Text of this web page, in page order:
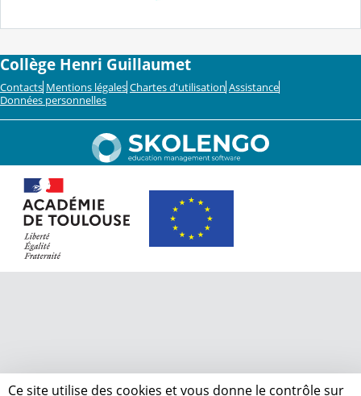
Collège Henri Guillaumet
Contacts Mentions légales Chartes d'utilisation Assistance
Données personnelles
Ce site utilise des cookies et vous donne le contrôle sur